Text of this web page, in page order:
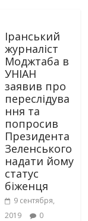
Іранський
журналіст
Моджтаба в
УНІАН
заявив про
переслідува
ння та
попросив
Президента
Зеленського
надати йому
статус
біженця
9 сентября,
2019
0